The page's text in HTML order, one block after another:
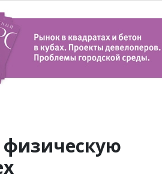
физическую